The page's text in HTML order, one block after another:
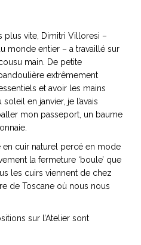
ITALIEN
Follia
plus vite, Dimitri Villoresi –
monde entier – a travaillé sur
main. De petite
extrêmement
et avoir les mains
en janvier, je l’avais
mon passeport, un baume
en cuir naturel percé en mode
la fermeture ‘boule’ que
les cuirs viennent de chez
de Toscane où nous nous
sur l’Atelier sont